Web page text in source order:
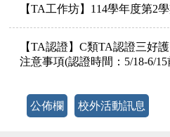
【TA工作坊】114學年度第2
【TA認證】C類TA認證三好
注意事項(認證時間：5/18-6/
公佈欄 校外活動訊息